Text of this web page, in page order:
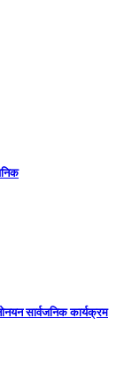
सार्वजनिक कार्यक्रम